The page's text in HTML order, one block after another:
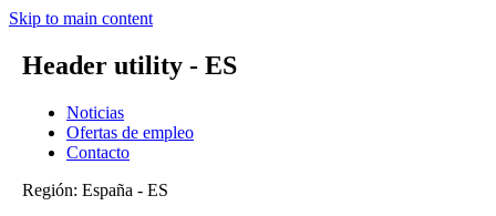
Skip to main content
Header utility - ES
Noticias
Ofertas de empleo
Contacto
Región: España - ES